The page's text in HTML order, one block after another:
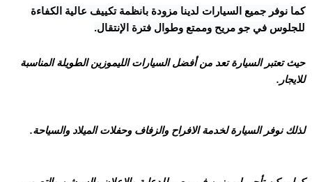
كما نوفر جميع السيارات لدينا مزودة بانظمة تكييف عالية الكفاءة
للجلوس في جو مريح وممتع وطوال فترة الإنتقال.
حيث تعتبر السيارة تعد من أفضل السيارات الليموزين الطويلة المناسبة
للايجار.
لذلك نوفر السيارة لخدمة الافراح والزفاف وحفلات الميلاد والسياحة.